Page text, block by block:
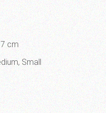
cm
Small